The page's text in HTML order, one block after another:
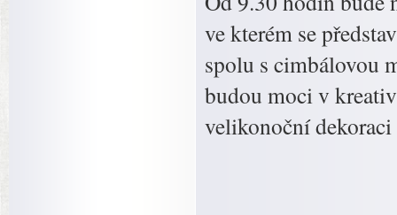
ve kterém se
spolu s cimbálovou
budou moci v
velikonoční